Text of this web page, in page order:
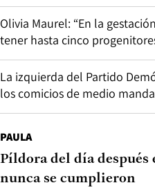
Olivia Maurel: “En la
tener hasta cinco
La izquierda del Partido
los comicios de medio
PAULA
Píldora del día después
nunca se cumplieron